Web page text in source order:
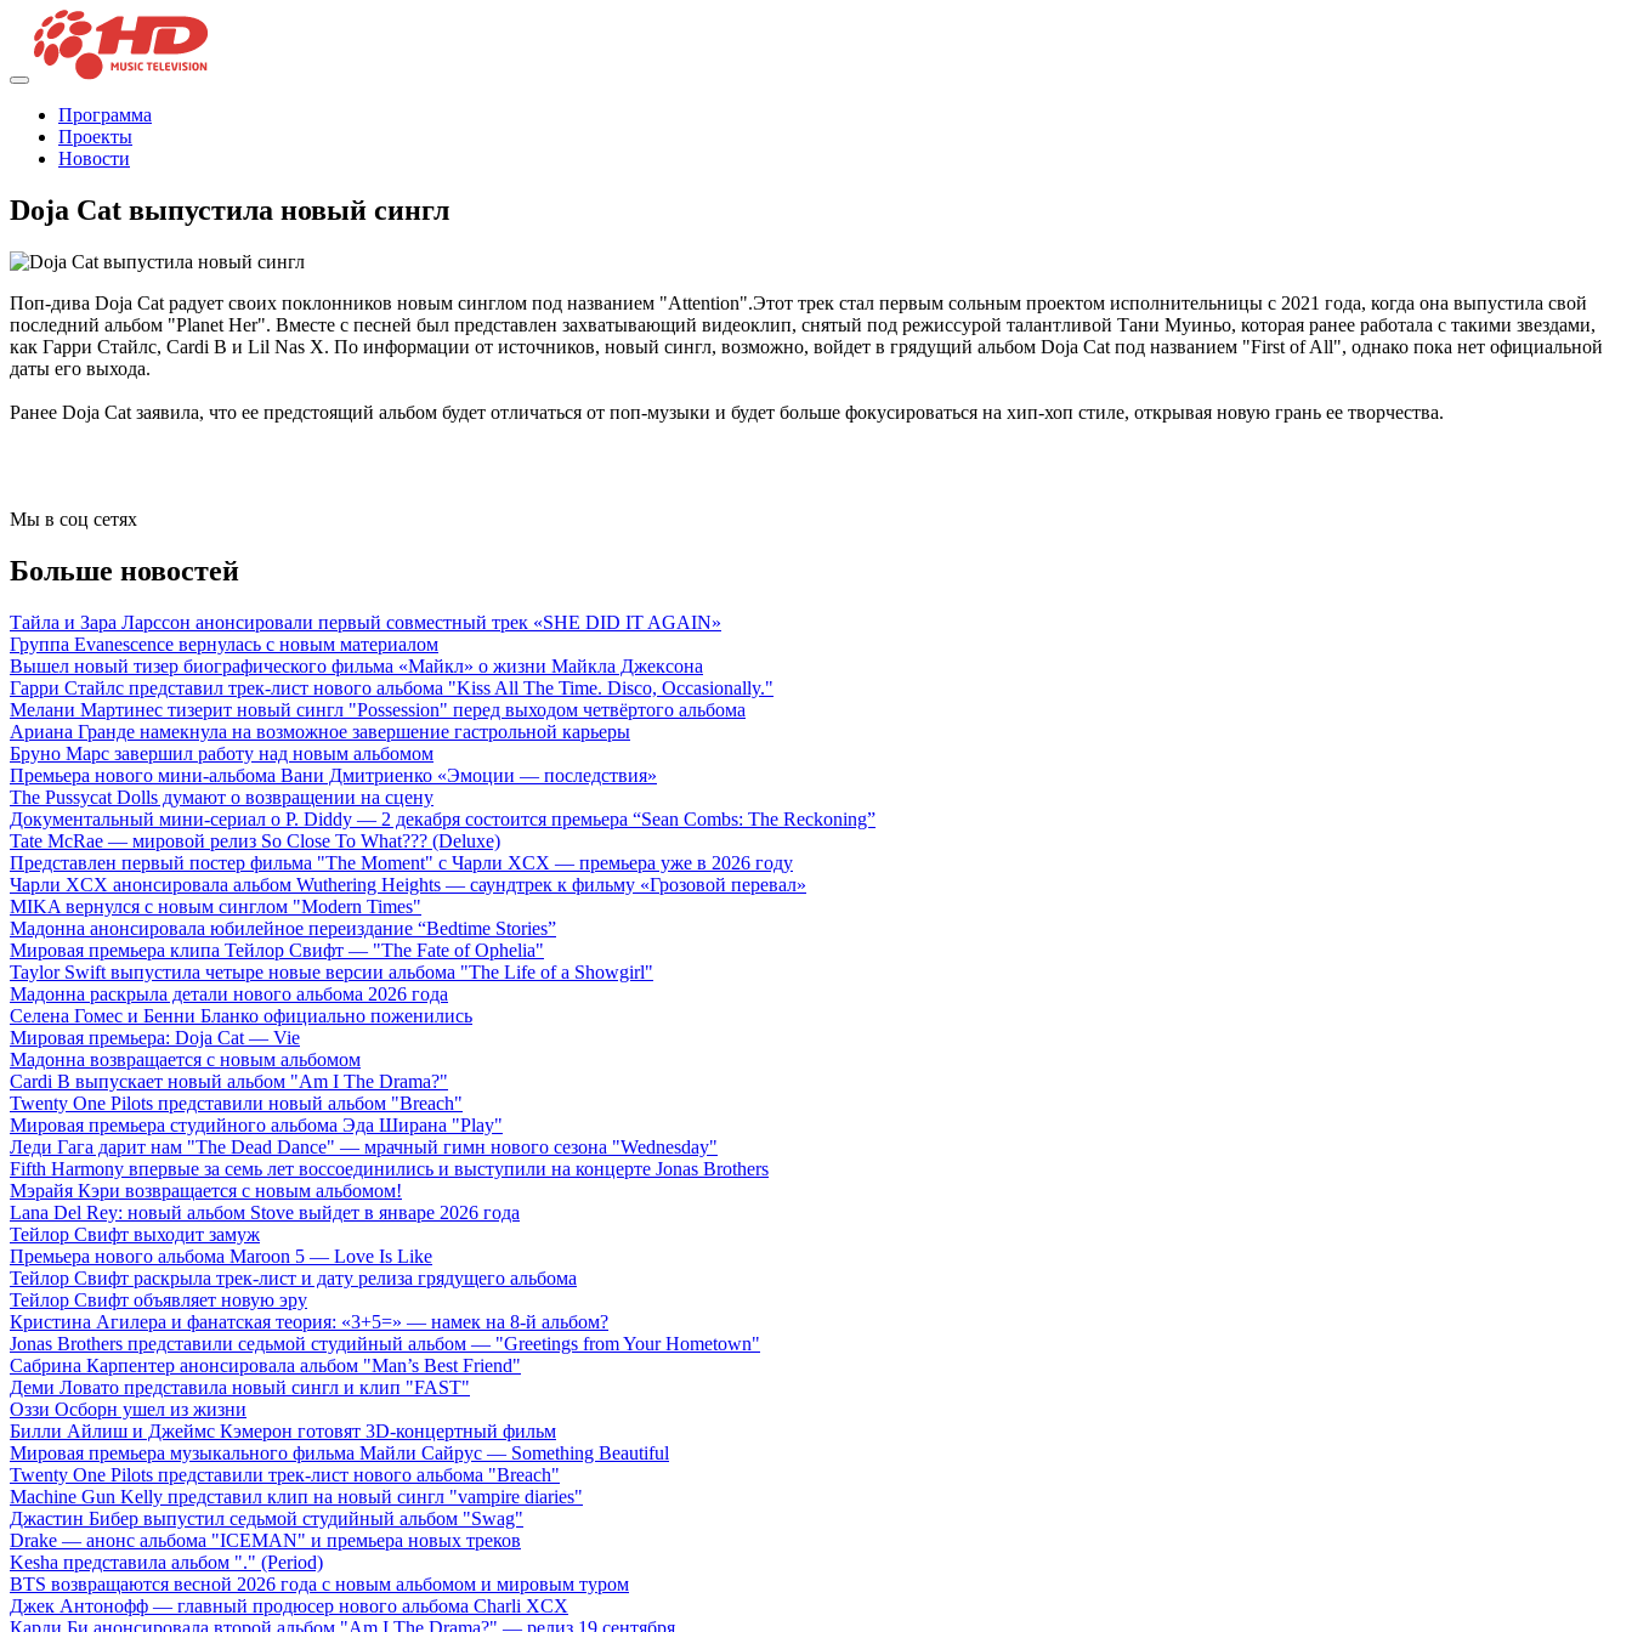
Программа
Проекты
Новости
Doja Cat выпустила новый сингл
Поп-дива Doja Cat радует своих поклонников новым синглом под названием "Attention".Этот трек стал первым сольным проектом исполнительницы с 2021 года, когда она выпустила свой
последний альбом "Planet Her". Вместе с песней был представлен захватывающий видеоклип, снятый под режиссурой талантливой Тани Муиньо, которая ранее работала с такими звездами,
как Гарри Стайлс, Cardi B и Lil Nas X. По информации от источников, новый сингл, возможно, войдет в грядущий альбом Doja Cat под названием "First of All", однако пока нет официальной
даты его выхода.
Ранее Doja Cat заявила, что ее предстоящий альбом будет отличаться от поп-музыки и будет больше фокусироваться на хип-хоп стиле, открывая новую грань ее творчества.
Мы в соц сетях
Больше новостей
Тайла и Зара Ларссон анонсировали первый совместный трек «SHE DID IT AGAIN»
Группа Evanescence вернулась с новым материалом
Вышел новый тизер биографического фильма «Майкл» о жизни Майкла Джексона
Гарри Стайлс представил трек-лист нового альбома "Kiss All The Time. Disco, Occasionally."
Мелани Мартинес тизерит новый сингл "Possession" перед выходом четвёртого альбома
Ариана Гранде намекнула на возможное завершение гастрольной карьеры
Бруно Марс завершил работу над новым альбомом
Премьера нового мини-альбома Вани Дмитриенко «Эмоции — последствия»
The Pussycat Dolls думают о возвращении на сцену
Документальный мини-сериал о P. Diddy — 2 декабря состоится премьера “Sean Combs: The Reckoning”
Tate McRae — мировой релиз So Close To What??? (Deluxe)
Представлен первый постер фильма "The Moment" с Чарли XCX — премьера уже в 2026 году
Чарли XCX анонсировала альбом Wuthering Heights — саундтрек к фильму «Грозовой перевал»
MIKA вернулся с новым синглом "Modern Times"
Мадонна анонсировала юбилейное переиздание “Bedtime Stories”
Мировая премьера клипа Тейлор Свифт — "The Fate of Ophelia"
Taylor Swift выпустила четыре новые версии альбома "The Life of a Showgirl"
Мадонна раскрыла детали нового альбома 2026 года
Селена Гомес и Бенни Бланко официально поженились
Мировая премьера: Doja Cat — Vie
Мадонна возвращается с новым альбомом
Cardi B выпускает новый альбом "Am I The Drama?"
Twenty One Pilots представили новый альбом "Breach"
Мировая премьера студийного альбома Эда Ширана "Play"
Леди Гага дарит нам "The Dead Dance" — мрачный гимн нового сезона "Wednesday"
Fifth Harmony впервые за семь лет воссоединились и выступили на концерте Jonas Brothers
Мэрайя Кэри возвращается с новым альбомом!
Lana Del Rey: новый альбом Stove выйдет в январе 2026 года
Тейлор Свифт выходит замуж
Премьера нового альбома Maroon 5 — Love Is Like
Тейлор Свифт раскрыла трек-лист и дату релиза грядущего альбома
Тейлор Свифт объявляет новую эру
Кристина Агилера и фанатская теория: «3+5=» — намек на 8-й альбом?
Jonas Brothers представили седьмой студийный альбом — "Greetings from Your Hometown"
Сабрина Карпентер анонсировала альбом "Man’s Best Friend"
Деми Ловато представила новый сингл и клип "FAST"
Оззи Осборн ушел из жизни
Билли Айлиш и Джеймс Кэмерон готовят 3D-концертный фильм
Мировая премьера музыкального фильма Майли Сайрус — Something Beautiful
Twenty One Pilots представили трек-лист нового альбома "Breach"
Machine Gun Kelly представил клип на новый сингл "vampire diaries"
Джастин Бибер выпустил седьмой студийный альбом "Swag"
Drake — анонс альбома "ICEMAN" и премьера новых треков
Kesha представила альбом "." (Period)
BTS возвращаются весной 2026 года с новым альбомом и мировым туром
Джек Антонофф — главный продюсер нового альбома Charli XCX
Карди Би анонсировала второй альбом "Am I The Drama?" — релиз 19 сентября